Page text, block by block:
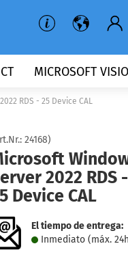
MICROSOFT VISIO
RDS - 25 Device CAL
24168)
2022 RDS -
Device CAL
El tiempo de entrega:
Inmediato (máx.